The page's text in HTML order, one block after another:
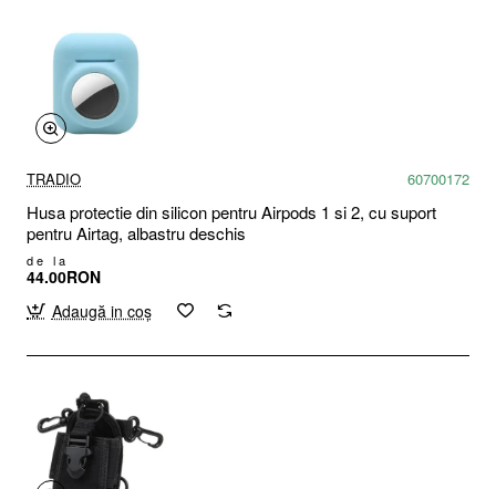
TRADIO 60700172
Husa protectie din silicon pentru Airpods 1 si 2, cu suport
pentru Airtag, albastru deschis
de la
44.00RON
Adaugă in coş